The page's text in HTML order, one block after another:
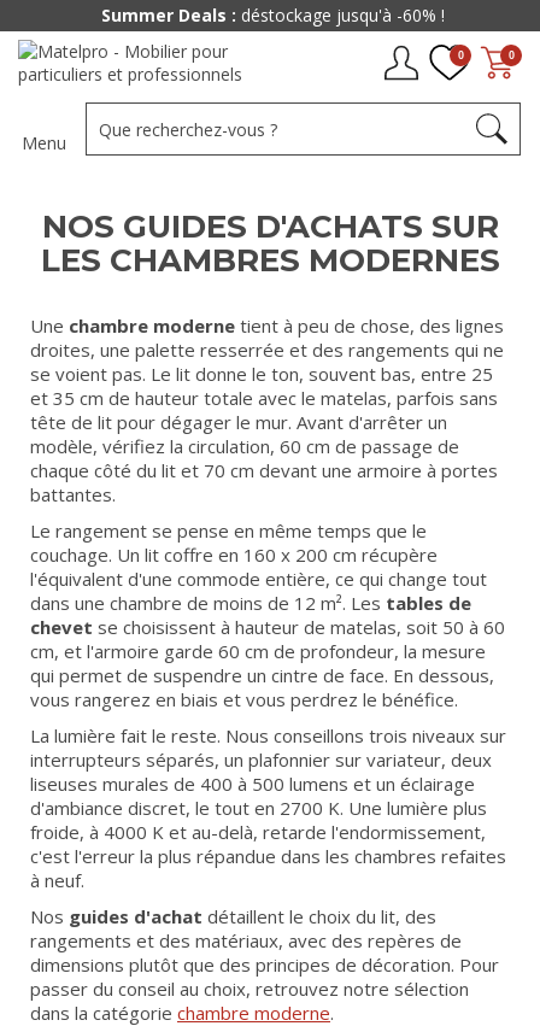
0
0
Menu
NOS GUIDES D'ACHATS SUR
LES CHAMBRES MODERNES
Une chambre moderne tient à peu de chose, des lignes
droites, une palette resserrée et des rangements qui ne
se voient pas. Le lit donne le ton, souvent bas, entre 25
et 35 cm de hauteur totale avec le matelas, parfois sans
tête de lit pour dégager le mur. Avant d'arrêter un
modèle, vérifiez la circulation, 60 cm de passage de
chaque côté du lit et 70 cm devant une armoire à portes
battantes.
Le rangement se pense en même temps que le
couchage. Un lit coffre en 160 x 200 cm récupère
l'équivalent d'une commode entière, ce qui change tout
dans une chambre de moins de 12 m². Les tables de
chevet se choisissent à hauteur de matelas, soit 50 à 60
cm, et l'armoire garde 60 cm de profondeur, la mesure
qui permet de suspendre un cintre de face. En dessous,
vous rangerez en biais et vous perdrez le bénéfice.
La lumière fait le reste. Nous conseillons trois niveaux sur
interrupteurs séparés, un plafonnier sur variateur, deux
liseuses murales de 400 à 500 lumens et un éclairage
d'ambiance discret, le tout en 2700 K. Une lumière plus
froide, à 4000 K et au-delà, retarde l'endormissement,
c'est l'erreur la plus répandue dans les chambres refaites
à neuf.
Nos guides d'achat détaillent le choix du lit, des
rangements et des matériaux, avec des repères de
dimensions plutôt que des principes de décoration. Pour
passer du conseil au choix, retrouvez notre sélection
dans la catégorie chambre moderne.
Summer Deals :déstockage jusqu'à -60% !